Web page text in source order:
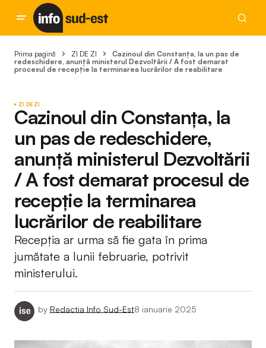
Prima pagină ZI DE ZI
Cazinoul din Constanța, la un pas de
redeschidere, anunță ministerul Dezvoltării / A fost demarat
procesul de recepție la terminarea lucrărilor de reabilitare
ZI DE ZI
Cazinoul din Constanța, la
un pas de redeschidere,
anunță ministerul Dezvoltării
/ A fost demarat procesul de
recepție la terminarea
lucrărilor de reabilitare
Recepția ar urma să fie gata în prima
jumătate a lunii februarie, potrivit
ministerului.
by Redactia Info Sud-Est8 ianuarie 2025